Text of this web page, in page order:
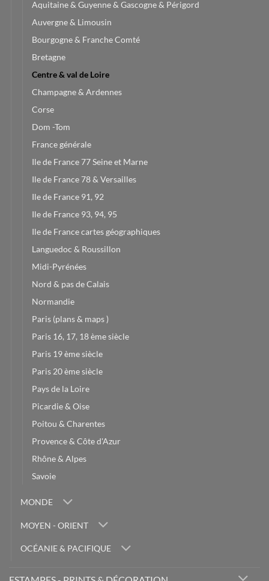
Aquitaine & Guyenne & Gascogne & Périgord
Auvergne & Limousin
Bourgogne & Franche Comté
Bretagne
Centre & val de Loire
Champagne & Ardennes
Corse
Dom -Tom
France générale
Ile de France 77 Seine et Marne
Ile de France 78 & Versailles
Ile de France 91, 92
Ile de France 93, 94, 95
Ile de France cartes géographiques
Languedoc & Roussillon
Midi-Pyrénées
Nord & pas de Calais
Normandie
Paris (plans & maps )
Paris 16, 17, 18 ème siècle
Paris 19 ème siècle
Paris 20 ème siècle
Pays de la Loire
Picardie & Oise
Poitou & Charentes
Provence & Côte d'Azur
Rhône & Alpes
Savoie
MONDE
MOYEN - ORIENT
OCÉANIE & PACIFIQUE